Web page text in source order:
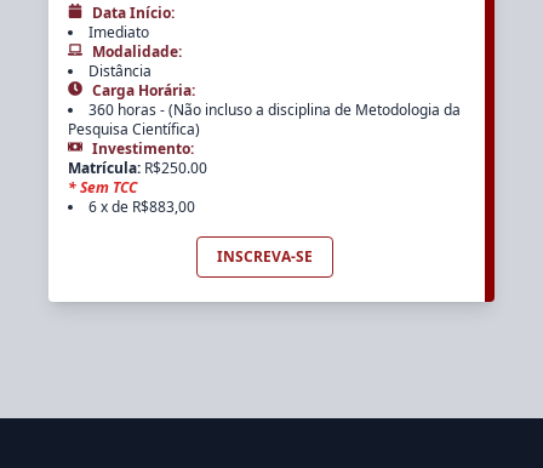
Data Início:
Imediato
Modalidade:
Distância
Carga Horária:
360 horas - (Não incluso a disciplina de Metodologia da
Pesquisa Científica)
Investimento:
Matrícula: R$250.00
*Sem TCC
6 x de R$883,00
INSCREVA-SE